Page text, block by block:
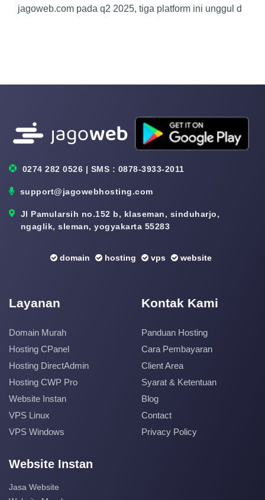
jagoweb.com pada q2 2025, tiga platform ini unggul d
0274 282 0526 | SMS : 0878-3933-2011
support@jagowebhosting.com
Jl Pamularsih no.152 b, klaseman, sinduharjo,
ngaglik, sleman, yogyakarta 55283
domain hosting vps website
Layanan
Domain Murah
Hosting CPanel
Hosting DirectAdmin
Hosting CWP Pro
Website Instan
VPS Linux
VPS Windows
Kontak Kami
Panduan Hosting
Cara Pembayaran
Client Area
Syarat & Ketentuan
Blog
Contact
Privacy Policy
Website Instan
Jasa Website